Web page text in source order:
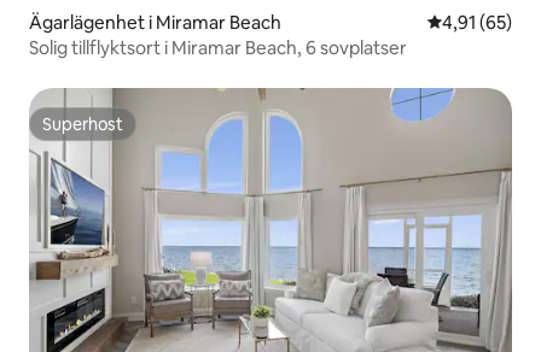
Ägarlägenhet i Miramar Beach 4,91 av 5 i
4,91 (65)
Solig tillflyktsort i Miramar Beach, 6 sovplatser
Superhost
Superhost